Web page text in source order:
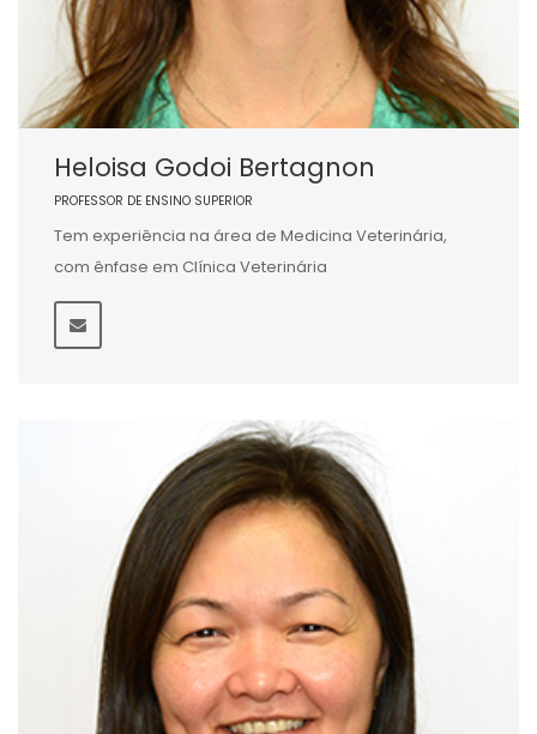
Heloisa Godoi Bertagnon
PROFESSOR DE ENSINO SUPERIOR
Tem experiência na área de Medicina Veterinária,
com ênfase em Clínica Veterinária